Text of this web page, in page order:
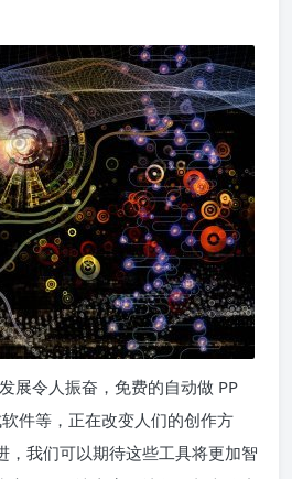
展令人振奋，免费的自动做 PP
件等，正在改变人们的创作方
，我们可以期待这些工具将更加智